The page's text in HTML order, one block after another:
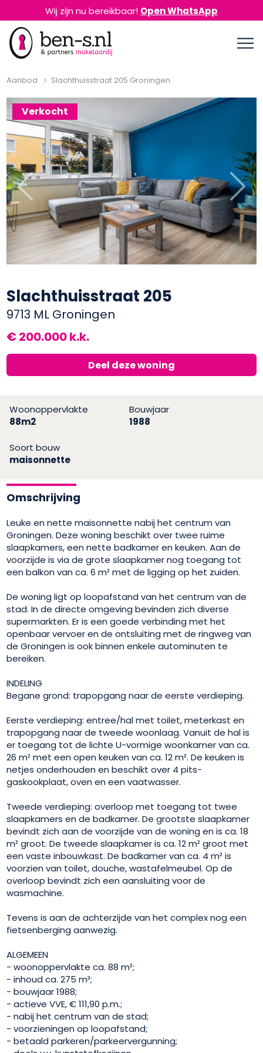
Wij zijn nu bereikbaar! Open WhatsApp
Aanbod Slachthuisstraat 205 Groningen
Verkocht
Previous Next
Slachthuisstraat 205
9713 ML Groningen
€ 200.000 k.k.
Deel deze woning
Woonoppervlakte
88m2
Bouwjaar
1988
Soort bouw
maisonnette
Omschrijving
Leuke en nette maisonnette nabij het centrum van
Groningen. Deze woning beschikt over twee ruime
slaapkamers, een nette badkamer en keuken. Aan de
voorzijde is via de grote slaapkamer nog toegang tot
een balkon van ca. 6 m² met de ligging op het zuiden.
De woning ligt op loopafstand van het centrum van de
stad. In de directe omgeving bevinden zich diverse
supermarkten. Er is een goede verbinding met het
openbaar vervoer en de ontsluiting met de ringweg van
de Groningen is ook binnen enkele autominuten te
bereiken.
INDELING
Begane grond: trapopgang naar de eerste verdieping.
Eerste verdieping: entree/hal met toilet, meterkast en
trapopgang naar de tweede woonlaag. Vanuit de hal is
er toegang tot de lichte U-vormige woonkamer van ca.
26 m² met een open keuken van ca. 12 m². De keuken is
netjes onderhouden en beschikt over 4 pits-
gaskookplaat, oven en een vaatwasser.
Tweede verdieping: overloop met toegang tot twee
slaapkamers en de badkamer. De grootste slaapkamer
bevindt zich aan de voorzijde van de woning en is ca. 18
m² groot. De tweede slaapkamer is ca. 12 m² groot met
een vaste inbouwkast. De badkamer van ca. 4 m² is
voorzien van toilet, douche, wastafelmeubel. Op de
overloop bevindt zich een aansluiting voor de
wasmachine.
Tevens is aan de achterzijde van het complex nog een
fietsenberging aanwezig.
ALGEMEEN
- woonoppervlakte ca. 88 m²;
- inhoud ca. 275 m³;
- bouwjaar 1988;
- actieve VVE, € 111,90 p.m.;
- nabij het centrum van de stad;
- voorzieningen op loopafstand;
- betaald parkeren/parkeervergunning;